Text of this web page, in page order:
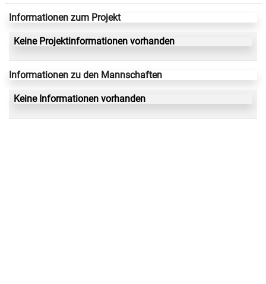
Informationen zum Projekt
Keine Projektinformationen vorhanden
Informationen zu den Mannschaften
Keine Informationen vorhanden